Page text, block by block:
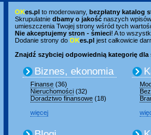
OKes.pl to moderowany, bezpłatny katalog
Skrupulatnie dbamy o jakość naszych
umieszczenia Twojej strony wśród tych
Nie akceptujemy stron - śmieci! A to
Dodanie strony do OKes.pl jest całkowicie
Znajdź szybciej odpowiednią kategorię
Biznes, ekonomia
Finanse (36)
Nieruchomości (32)
Doradztwo finansowe (18)
więcej